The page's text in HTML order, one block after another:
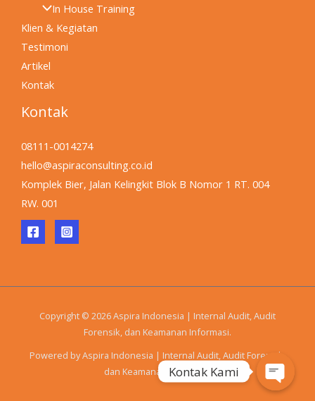
In House Training
Klien & Kegiatan
Testimoni
Artikel
Kontak
Kontak
08111-0014274
hello@aspiraconsulting.co.id
Komplek Bier, Jalan Kelingkit Blok B Nomor 1 RT. 004
RW. 001
Copyright © 2026 Aspira Indonesia | Internal Audit, Audit
Forensik, dan Keamanan Informasi.
Powered by Aspira Indonesia | Internal Audit, Audit Forensik,
dan Keamanan Informasi.
Kontak Kami
Open